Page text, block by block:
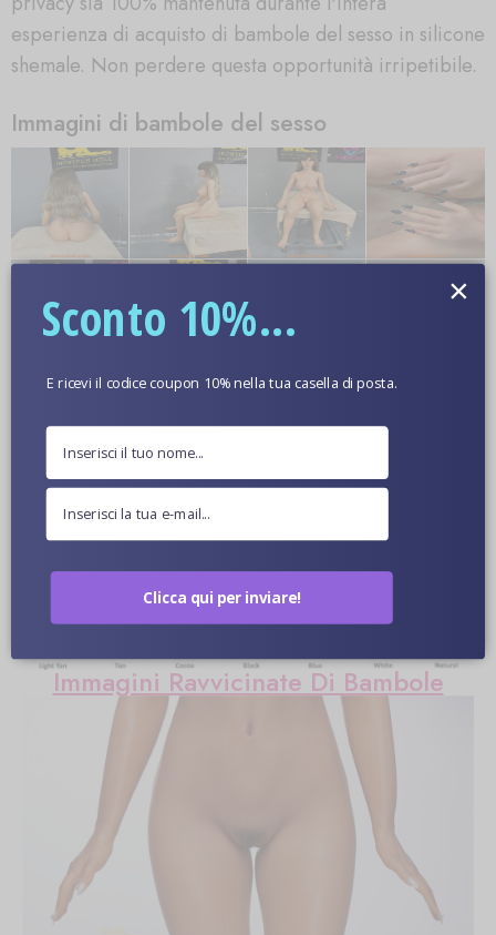
esperienza di acquisto di bambole del sesso in silicone
shemale. Non perdere questa opportunità irripetibile.
Immagini di bambole del sesso
Ulteriori informazioni
Colore Della Pelle Opzionale
Immagini Ravvicinate Di Bambole
Sconto 10%...
E ricevi il codice coupon 10% nella tua casella di posta.
Clicca qui per inviare!
×